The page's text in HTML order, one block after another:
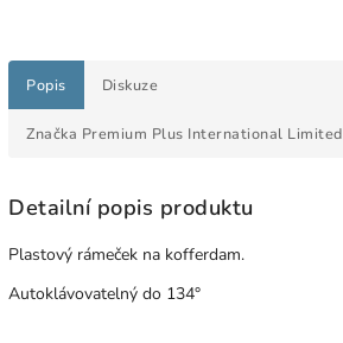
Popis Diskuze
Značka Premium Plus International Limited
Detailní popis produktu
Plastový rámeček na kofferdam.
Autoklávovatelný do 134°